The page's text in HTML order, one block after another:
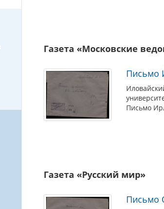
Газета «Московские
Письмо
Письмо
Газета «Русский мир»
Письмо